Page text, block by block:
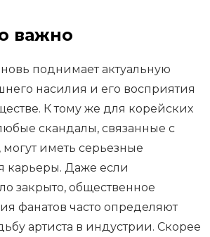
важно
поднимает актуальную
насилия и его восприятия
К тому же для корейских
скандалы, связанные с
иметь серьезные
карьеры. Даже если
закрыто, общественное
фанатов часто определяют
артиста в индустрии. Скорее